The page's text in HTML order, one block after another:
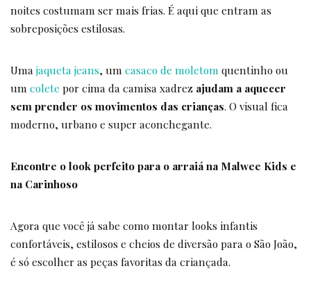
noites costumam ser mais frias. É aqui que entram as
sobreposições estilosas.
Uma jaqueta jeans, um casaco de moletom quentinho ou
um colete por cima da camisa xadrez ajudam a aquecer
sem prender os movimentos das crianças. O visual fica
moderno, urbano e super aconchegante.
Encontre o look perfeito para o arraiá na Malwee Kids e
na Carinhoso
Agora que você já sabe como montar looks infantis
confortáveis, estilosos e cheios de diversão para o São João,
é só escolher as peças favoritas da criançada.